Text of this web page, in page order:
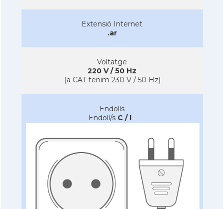
Extensió Internet
.ar
Voltatge
220 V / 50 Hz
(a CAT tenim 230 V / 50 Hz)
Endolls
Endoll/s C / I-